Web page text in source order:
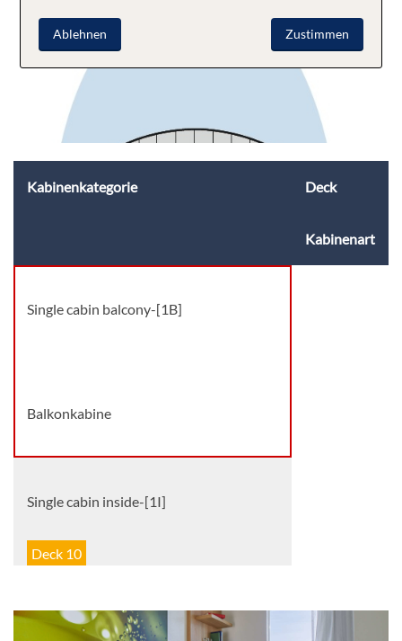
Kabinenkategorie Deck
Kabinenart
Single cabin balcony-[1B]
Balkonkabine
Single cabin inside-[1I]
Deck 10
Zustimmen
Ablehnen